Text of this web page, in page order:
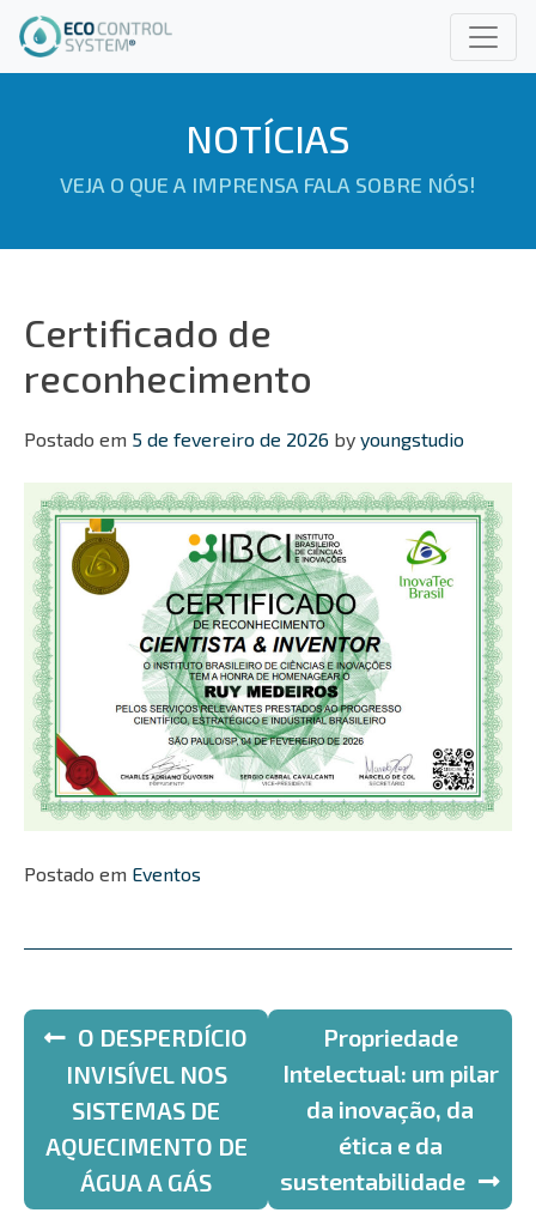
Pular
para
o
NOTÍCIAS
VEJA O QUE A IMPRENSA FALA SOBRE NÓS!
Certificado de
reconhecimento
Postado em 5 de fevereiro de 2026 by youngstudio
Postado em Eventos
Navegação
Post
O DESPERDÍCIO
INVISÍVEL NOS
SISTEMAS DE
AQUECIMENTO DE
ÁGUA A GÁS
Propriedade
Intelectual: um pilar
da inovação, da
ética e da
sustentabilidade